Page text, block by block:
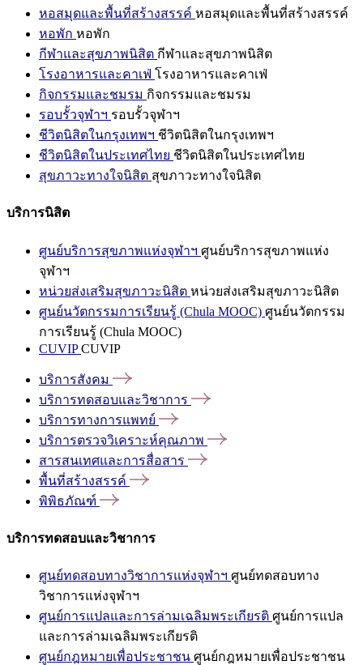
หอสมุดและพื้นที่สร้างสรรค์ หอสมุดและพื้นที่สร้างสรรค์
หอพัก หอพัก
กีฬาและสุขภาพนิสิต กีฬาและสุขภาพนิสิต
โรงอาหารและคาเฟ่ โรงอาหารและคาเฟ่
กิจกรรมและชมรม กิจกรรมและชมรม
รอบรั้วจุฬาฯ รอบรั้วจุฬาฯ
ชีวิตนิสิตในกรุงเทพฯ ชีวิตนิสิตในกรุงเทพฯ
ชีวิตนิสิตในประเทศไทย ชีวิตนิสิตในประเทศไทย
สุขภาวะทางใจนิสิต สุขภาวะทางใจนิสิต
บริการนิสิต
ศูนย์บริการสุขภาพแห่งจุฬาฯ ศูนย์บริการสุขภาพแห่ง
จุฬาฯ
หน่วยส่งเสริมสุขภาวะนิสิต หน่วยส่งเสริมสุขภาวะนิสิต
ศูนย์นวัตกรรมการเรียนรู้ (Chula MOOC) ศูนย์นวัตกรรม
การเรียนรู้ (Chula MOOC)
CUVIPCUVIP
บริการสังคม
บริการทดสอบและวิชาการ
บริการทางการแพทย์
บริการตรวจวิเคราะห์คุณภาพ
สารสนเทศและการสื่อสาร
พื้นที่สร้างสรรค์
พิพิธภัณฑ์
บริการทดสอบและวิชาการ
ศูนย์ทดสอบทางวิชาการแห่งจุฬาฯ ศูนย์ทดสอบทาง
วิชาการแห่งจุฬาฯ
ศูนย์การแปลและการล่ามเฉลิมพระเกียรติ ศูนย์การแปล
และการล่ามเฉลิมพระเกียรติ
ศูนย์กฎหมายเพื่อประชาชน ศูนย์กฎหมายเพื่อประชาชน